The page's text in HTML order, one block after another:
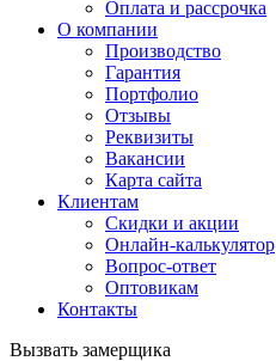
Оплата и рассрочка
О компании
Производство
Гарантия
Портфолио
Отзывы
Реквизиты
Вакансии
Карта сайта
Клиентам
Скидки и акции
Онлайн-калькулятор
Вопрос-ответ
Оптовикам
Контакты
Вызвать замерщика